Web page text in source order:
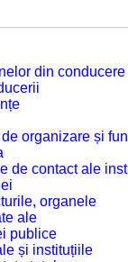
din conducere
organizare și
de contact ale
organele
ale
publice
și instituțiile